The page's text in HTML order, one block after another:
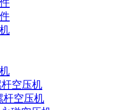
空压机
杆空压机